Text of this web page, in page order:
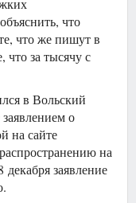
что
что же пишут в
что за тысячу с
в Вольский
о
на сайте
на
заявление